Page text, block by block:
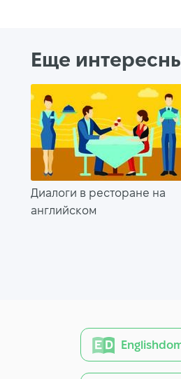
Еще
Диалоги в ресторане на
английском